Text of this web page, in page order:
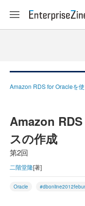
Amazon RDS for Oracleを
Amazon
スの作成
第2回
二階堂隆[著]
Oracle